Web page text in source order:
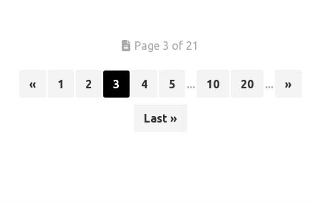
Page 3 of 21
« 1 2 3 4 5 ... 10 20 ... »
Last »